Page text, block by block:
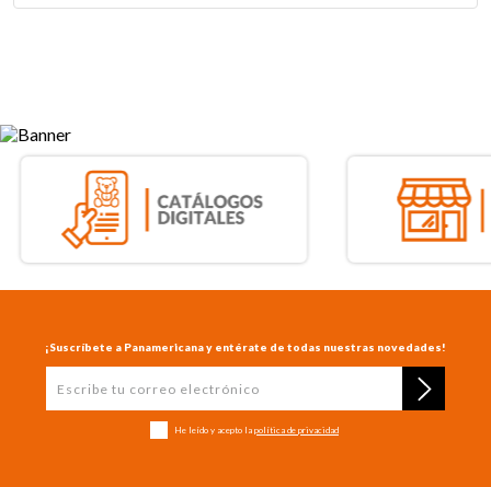
¡Suscríbete a Panamericana y entérate de todas nuestras novedades!
He leído y acepto la política de privacidad